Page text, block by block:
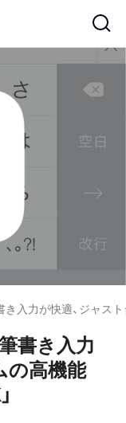
入力が快適、ジャス
書き入力
の高機能